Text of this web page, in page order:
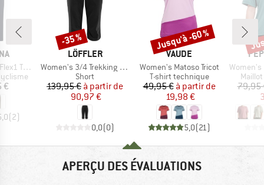
Pants
€
(2)
MARQUE
LÖFFLER
Article
Women's 3/4 Trekking Pants CSL
Product group
Short
Prix
139,95 € Prix réduit
à partir de
90,97 €
0,0(0)
Remise
-35 %
MARQUE
VAUDE
Article
Women's Matoso Tricot
Product group
T-shirt technique
Prix
49,95 € Prix réduit
à partir de
19,98 €
5,0(21 )
Remise
Jusqu'à -60 %
Article
Women's
79,95
APERÇU DES ÉVALUATIONS